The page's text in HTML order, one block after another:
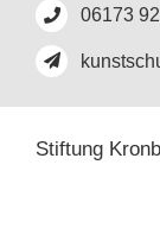
06173
Stiftung